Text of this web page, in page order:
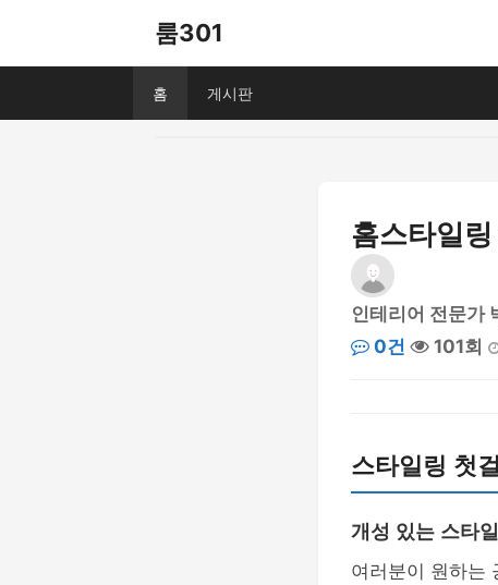
룸301
홈 게시판
홈스타일
인테리어 전문가
0건
101회
스타일링 첫
개성 있는 스타일
여러분이 원하는